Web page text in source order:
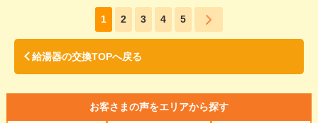
1 2 3 4 5
給湯器の交換TOPへ戻る
お客さまの声をエリアから探す